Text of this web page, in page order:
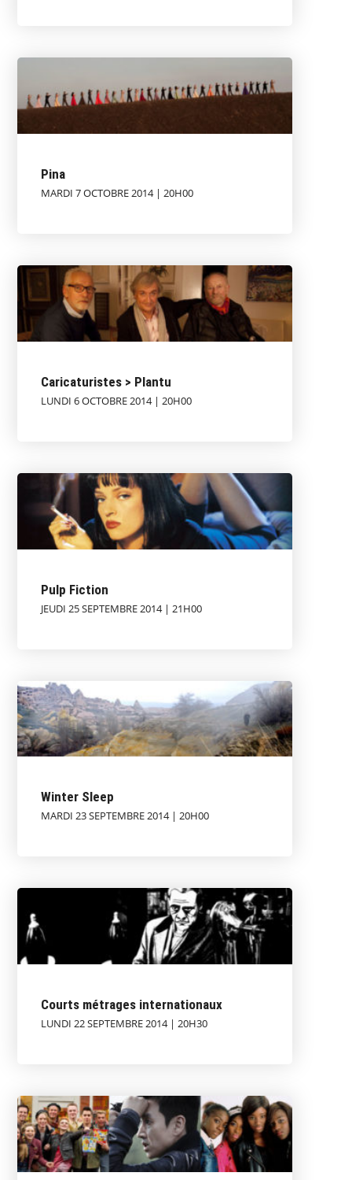
Pina
MARDI 7 OCTOBRE 2014 | 20H00
Caricaturistes > Plantu
LUNDI 6 OCTOBRE 2014 | 20H00
Pulp Fiction
JEUDI 25 SEPTEMBRE 2014 | 21H00
Winter Sleep
MARDI 23 SEPTEMBRE 2014 | 20H00
Courts métrages internationaux
LUNDI 22 SEPTEMBRE 2014 | 20H30